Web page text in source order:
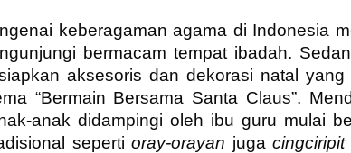
keberagaman agama di Indonesia
bermacam tempat ibadah.
aksesoris dan dekorasi natal yang
“Bermain Bersama Santa Claus”.
anak didampingi oleh ibu guru mulai
sepertioray-orayan jugacingciripit